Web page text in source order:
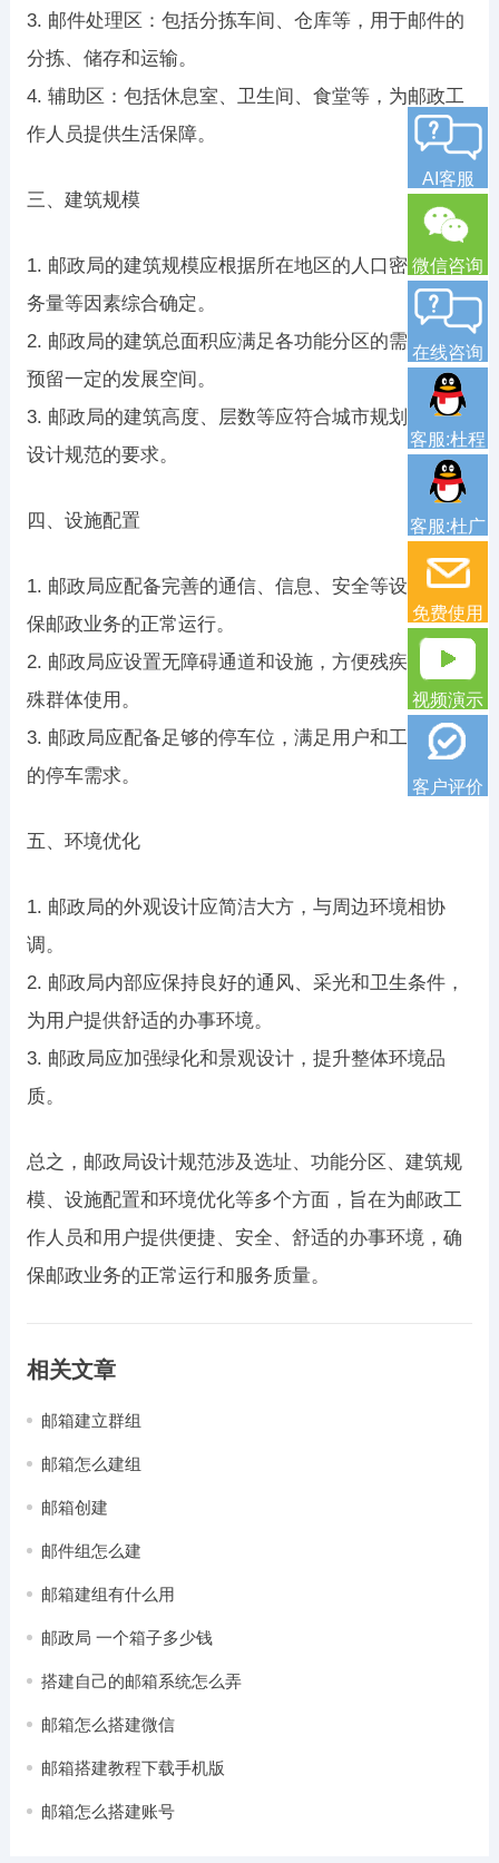
3. 邮件处理区：包括分拣车间、仓库等，用于邮件的
分拣、储存和运输。
4. 辅助区：包括休息室、卫生间、食堂等，为邮政工
作人员提供生活保障。
三、建筑规模
1. 邮政局的建筑规模应根据所在地区的人口密度、业
务量等因素综合确定。
2. 邮政局的建筑总面积应满足各功能分区的需求，并
预留一定的发展空间。
3. 邮政局的建筑高度、层数等应符合城市规划和建筑
设计规范的要求。
四、设施配置
1. 邮政局应配备完善的通信、信息、安全等设施，确
保邮政业务的正常运行。
2. 邮政局应设置无障碍通道和设施，方便残疾人等特
殊群体使用。
3. 邮政局应配备足够的停车位，满足用户和工作人员
的停车需求。
五、环境优化
1. 邮政局的外观设计应简洁大方，与周边环境相协
调。
2. 邮政局内部应保持良好的通风、采光和卫生条件，
为用户提供舒适的办事环境。
3. 邮政局应加强绿化和景观设计，提升整体环境品
质。
总之，邮政局设计规范涉及选址、功能分区、建筑规
模、设施配置和环境优化等多个方面，旨在为邮政工
作人员和用户提供便捷、安全、舒适的办事环境，确
保邮政业务的正常运行和服务质量。
相关文章
邮箱建立群组
邮箱怎么建组
邮箱创建
邮件组怎么建
邮箱建组有什么用
邮政局 一个箱子多少钱
搭建自己的邮箱系统怎么弄
邮箱怎么搭建微信
邮箱搭建教程下载手机版
邮箱怎么搭建账号
AI客服
微信咨询
在线咨询
客服:杜程
客服:杜广
免费使用
视频演示
客户评价